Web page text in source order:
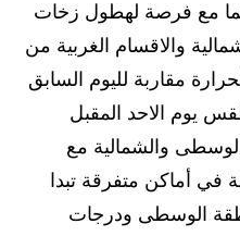
الاخبار الرياضية
المدارس
اخبار وقرارات وزارة التربية
نتائج الامتحانات
المرحلة الابتدائية
مع فرصة لهطول زخات
والاقسام الغربية من
مقاربة لليوم السابق
يوم الاحد المقبل
والشمالية مع
في أماكن متفرقة تبدا
الوسطى ودرجات